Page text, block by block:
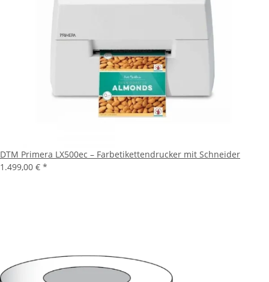
DTM Primera LX500ec – Farbetikettendrucker mit Schneider
1.499,00 € *